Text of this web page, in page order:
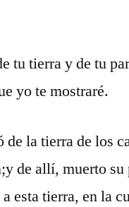
tu tierra y de tu
yo te mostraré.
de la tierra de los
de allí, muerto su
esta tierra, en la